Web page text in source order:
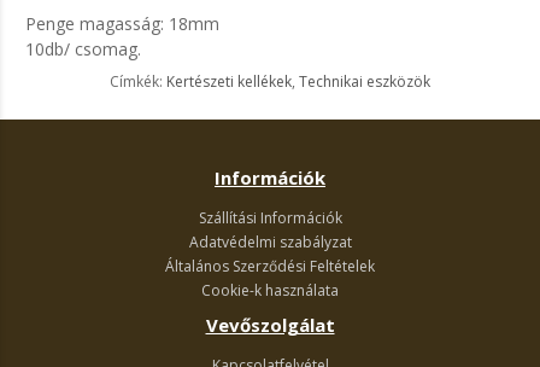
Penge magasság: 18mm
10db/ csomag.
Címkék: Kertészeti kellékek, Technikai eszközök
Információk
Szállítási Információk
Adatvédelmi szabályzat
Általános Szerződési Feltételek
Cookie-k használata
Vevőszolgálat